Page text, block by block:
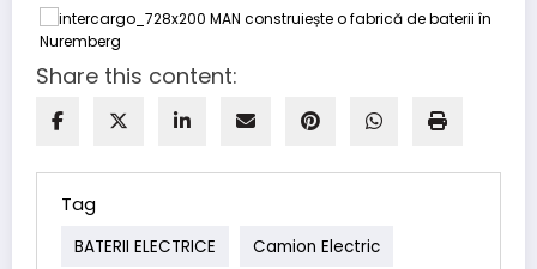
Share this content:
Tag
BATERII ELECTRICE Camion Electric